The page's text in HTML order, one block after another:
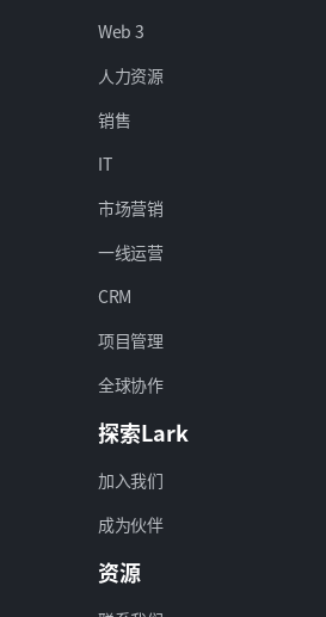
Web 3
人力资源
销售
IT
市场营销
一线运营
CRM
项目管理
全球协作
探索Lark
加入我们
成为伙伴
资源